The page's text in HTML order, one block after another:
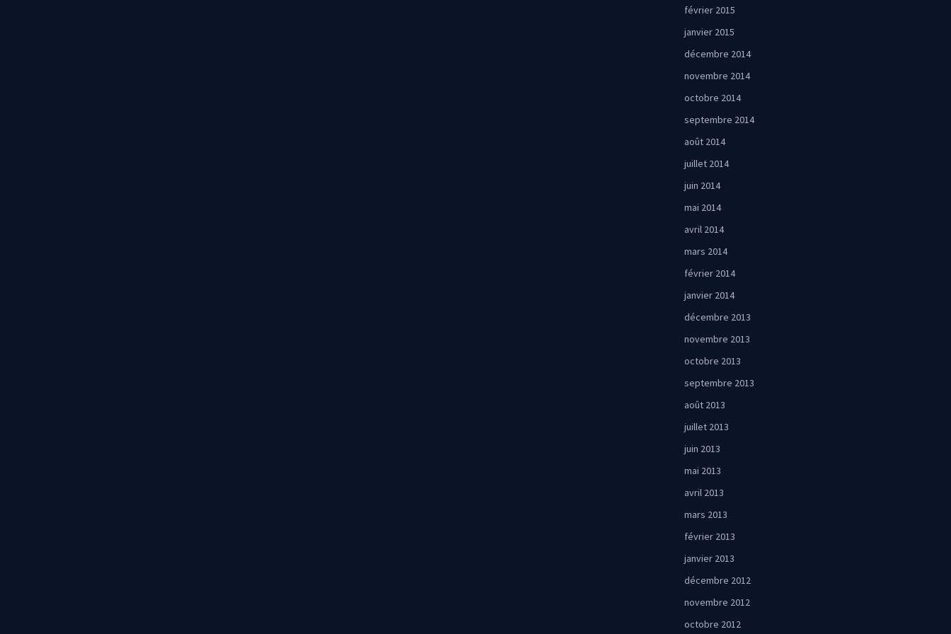
février 2015
janvier 2015
décembre 2014
novembre 2014
octobre 2014
septembre 2014
août 2014
juillet 2014
juin 2014
mai 2014
avril 2014
mars 2014
février 2014
janvier 2014
décembre 2013
novembre 2013
octobre 2013
septembre 2013
août 2013
juillet 2013
juin 2013
mai 2013
avril 2013
mars 2013
février 2013
janvier 2013
décembre 2012
novembre 2012
octobre 2012